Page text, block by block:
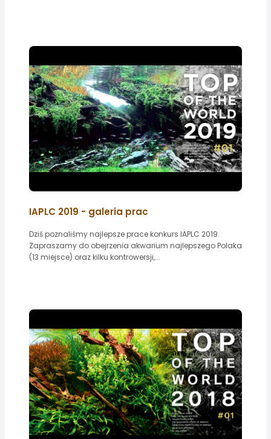
IAPLC 2019 - galeria prac
Dziś poznaliśmy najlepsze prace konkurs IAPLC 2019.
Zapraszamy do obejrzenia akwarium najlepszego Polaka
(13 miejsce) oraz kilku kontrowersji,...